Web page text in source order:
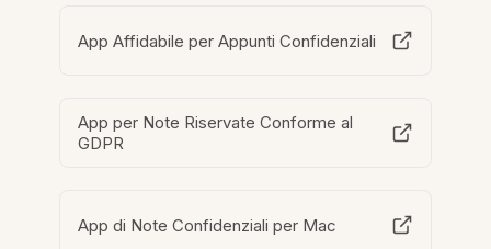
App Affidabile per Appunti Confidenziali
App per Note Riservate Conforme al
GDPR
App di Note Confidenziali per Mac